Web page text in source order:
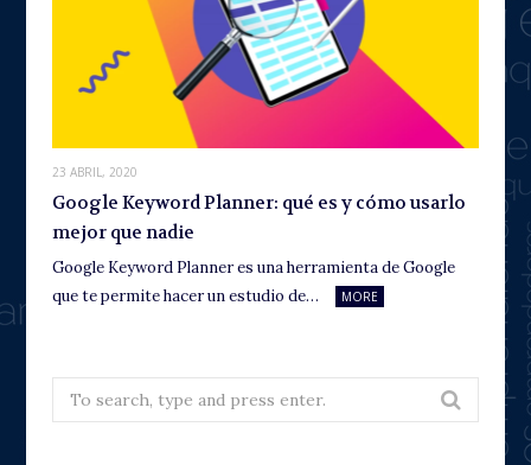
23 ABRIL, 2020
Google Keyword Planner: qué es y cómo usarlo
mejor que nadie
Google Keyword Planner es una herramienta de Google
que te permite hacer un estudio de…
MORE
Search
for: